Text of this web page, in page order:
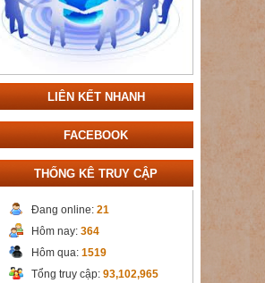
LIÊN KẾT NHANH
FACEBOOK
THỐNG KÊ TRUY CẬP
Đang online:21
Hôm nay:364
Hôm qua:1519
Tổng truy cập:93,102,965